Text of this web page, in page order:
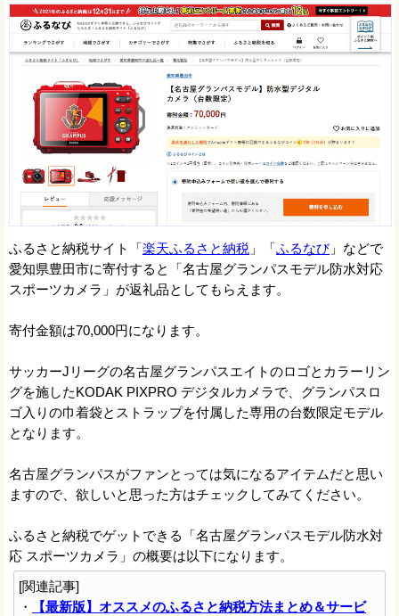
ふるさと納税サイト「 楽天ふるさと納税 」「 ふるなび」などで
愛知県豊田市に寄付すると「名古屋グランパスモデル防水対応
スポーツカメラ」が返礼品としてもらえます。
寄付金額は70,000円になります。
サッカーJリーグの名古屋グランパスエイトのロゴとカラーリン
グを施したKODAK PIXPRO デジタルカメラで、グランパスロ
ゴ入りの巾着袋とストラップを付属した専用の台数限定モデル
となります。
名古屋グランパスがファンとっては気になるアイテムだと思い
ますので、欲しいと思った方はチェックしてみてください。
ふるさと納税でゲットできる「名古屋グランパスモデル防水対
応 スポーツカメラ」の概要は以下になります。
[関連記事]
・
【最新版】オススメのふるさと納税方法まとめ＆サービ